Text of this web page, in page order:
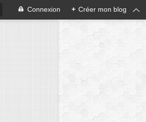
Connexion + Créer mon blog